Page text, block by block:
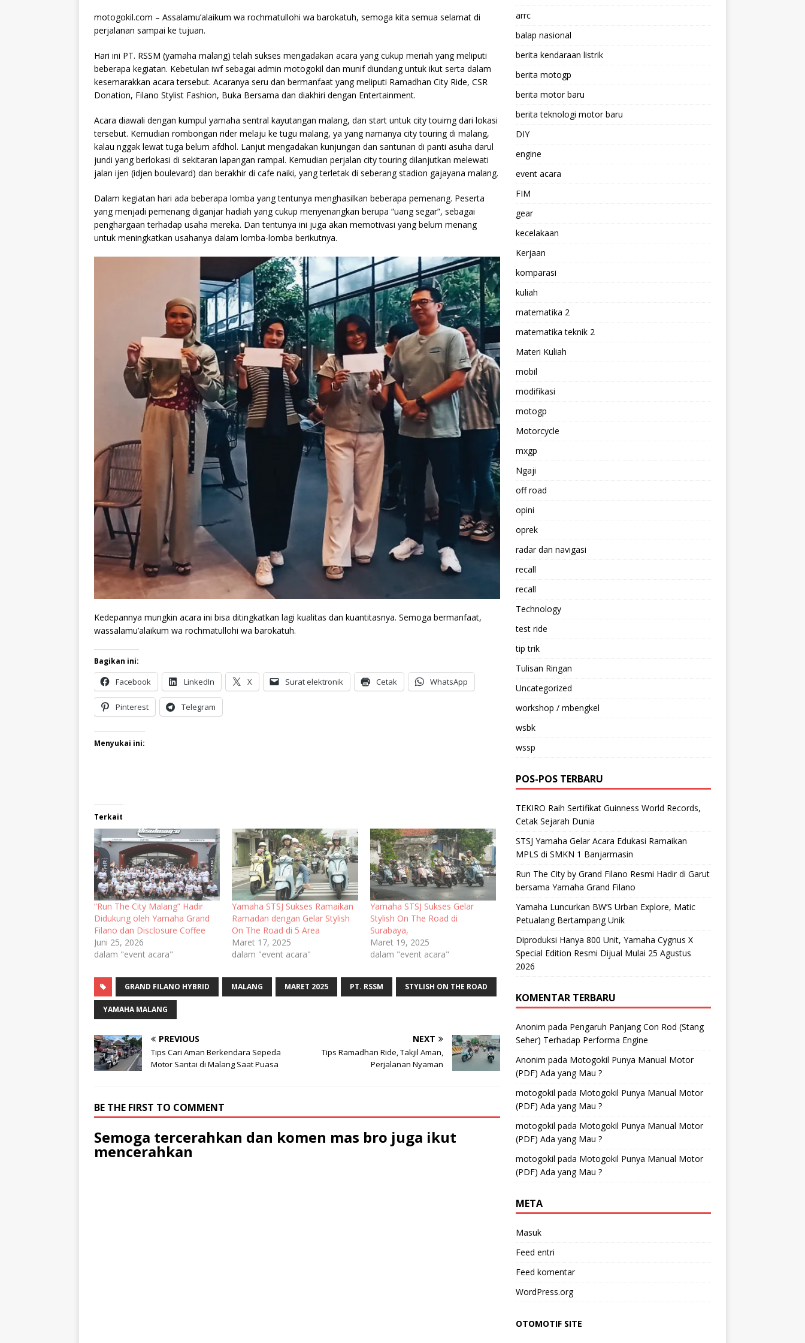
motogokil.com – Assalamu’alaikum wa rochmatullohi wa barokatuh, semoga kita semua selamat di
perjalanan sampai ke tujuan.
Hari ini PT. RSSM (yamaha malang) telah sukses mengadakan acara yang cukup meriah yang meliputi
beberapa kegiatan. Kebetulan iwf sebagai admin motogokil dan munif diundang untuk ikut serta dalam
kesemarakkan acara tersebut. Acaranya seru dan bermanfaat yang meliputi ⁠Ramadhan City Ride, CSR
Donation, Filano Stylist Fashion, Buka Bersama dan diakhiri dengan Entertainment.
Acara diawali dengan kumpul yamaha sentral kayutangan malang, dan start untuk city touirng dari lokasi
tersebut. Kemudian rombongan rider melaju ke tugu malang, ya yang namanya city touring di malang,
kalau nggak lewat tuga belum afdhol. Lanjut mengadakan kunjungan dan santunan di panti asuha darul
jundi yang berlokasi di sekitaran lapangan rampal. Kemudian perjalan city touring dilanjutkan melewati
jalan ijen (idjen boulevard) dan berakhir di cafe naiki, yang terletak di seberang stadion gajayana malang.
Dalam kegiatan hari ada beberapa lomba yang tentunya menghasilkan beberapa pemenang. Peserta
yang menjadi pemenang diganjar hadiah yang cukup menyenangkan berupa “uang segar”, sebagai
penghargaan terhadap usaha mereka. Dan tentunya ini juga akan memotivasi yang belum menang
untuk meningkatkan usahanya dalam lomba-lomba berikutnya.
Kedepannya mungkin acara ini bisa ditingkatkan lagi kualitas dan kuantitasnya. Semoga bermanfaat,
wassalamu’alaikum wa rochmatullohi wa barokatuh.
Bagikan ini:
Facebook LinkedIn X Surat elektronik Cetak WhatsApp
Pinterest Telegram
Menyukai ini:
Terkait
“Run The City Malang” Hadir
Didukung oleh Yamaha Grand
Filano dan Disclosure Coffee
Juni 25, 2026
dalam "event acara"
Yamaha STSJ Sukses Ramaikan
Ramadan dengan Gelar Stylish
On The Road di 5 Area
Maret 17, 2025
dalam "event acara"
Yamaha STSJ Sukses Gelar
Stylish On The Road di
Surabaya,
Maret 19, 2025
dalam "event acara"
GRAND FILANO HYBRID MALANG MARET 2025 PT. RSSM STYLISH ON THE ROAD
YAMAHA MALANG
PREVIOUS
Tips Cari Aman Berkendara Sepeda
Motor Santai di Malang Saat Puasa
NEXT
Tips Ramadhan Ride, Takjil Aman,
Perjalanan Nyaman
BE THE FIRST TO COMMENT
Semoga tercerahkan dan komen mas bro juga ikut
mencerahkan
arrc
balap nasional
berita kendaraan listrik
berita motogp
berita motor baru
berita teknologi motor baru
DIY
engine
event acara
FIM
gear
kecelakaan
Kerjaan
komparasi
kuliah
matematika 2
matematika teknik 2
Materi Kuliah
mobil
modifikasi
motogp
Motorcycle
mxgp
Ngaji
off road
opini
oprek
radar dan navigasi
recall
recall
Technology
test ride
tip trik
Tulisan Ringan
Uncategorized
workshop / mbengkel
wsbk
wssp
POS-POS TERBARU
TEKIRO Raih Sertifikat Guinness World Records,
Cetak Sejarah Dunia
STSJ Yamaha Gelar Acara Edukasi Ramaikan
MPLS di SMKN 1 Banjarmasin
Run The City by Grand Filano Resmi Hadir di Garut
bersama Yamaha Grand Filano
Yamaha Luncurkan BW’S Urban Explore, Matic
Petualang Bertampang Unik
Diproduksi Hanya 800 Unit, Yamaha Cygnus X
Special Edition Resmi Dijual Mulai 25 Agustus
2026
KOMENTAR TERBARU
Anonim pada Pengaruh Panjang Con Rod (Stang
Seher) Terhadap Performa Engine
Anonim pada Motogokil Punya Manual Motor
(PDF) Ada yang Mau ?
motogokil pada Motogokil Punya Manual Motor
(PDF) Ada yang Mau ?
motogokil pada Motogokil Punya Manual Motor
(PDF) Ada yang Mau ?
motogokil pada Motogokil Punya Manual Motor
(PDF) Ada yang Mau ?
META
Masuk
Feed entri
Feed komentar
WordPress.org
OTOMOTIF SITE